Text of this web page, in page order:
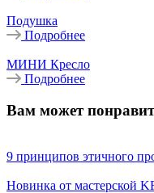
Подушка
Подробнее
МИНИ Кресло
Подробнее
Вам может
9 принципов этичного
Новинка от мастерской